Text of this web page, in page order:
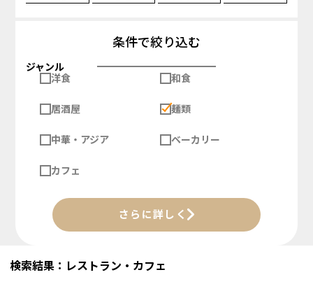
条件で絞り込む
ジャンル
洋食
和食
居酒屋 麺類
中華・アジア ベーカリー
カフェ
さらに詳しく
検索結果：レストラン・カフェ